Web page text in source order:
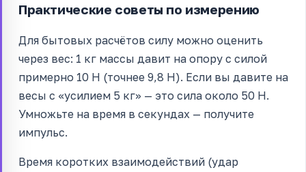
Практические советы по измерению
Для бытовых расчётов силу можно оценить
через вес: 1 кг массы давит на опору с силой
примерно 10 Н (точнее 9,8 Н). Если вы давите на
весы с «усилием 5 кг» — это сила около 50 Н.
Умножьте на время в секундах — получите
импульс.
Время коротких взаимодействий (удар